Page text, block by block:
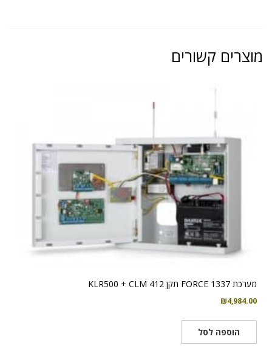
מוצרים קשורים
מערכת FORCE 1337 תקן KLR500 + CLM 412
₪4,984.00
הוספה לסל